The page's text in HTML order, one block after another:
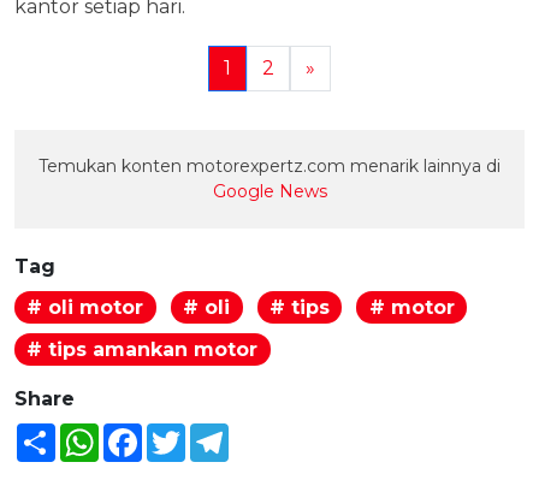
kantor setiap hari.
1 2 »
Temukan konten motorexpertz.com menarik lainnya di
Google News
Tag
# oli motor
# oli # tips
# motor
# tips amankan motor
Share
Share WhatsAppFacebook
Twitter